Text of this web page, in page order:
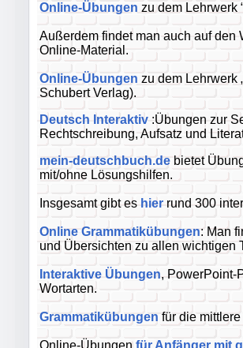
Online-Übungen zu dem Lehrwerk
Außerdem findet man auch auf den
Online-Material.
Online-Übungen zu dem Lehrwerk
Schubert Verlag).
Deutsch Interaktiv :Übungen zur
Rechtschreibung, Aufsatz und
mein-deutschbuch.de bietet
mit/ohne Lösungshilfen.
Insgesamt gibt es hier rund 300
Online Grammatikübungen: Man
und Übersichten zu allen wichtigen
Interaktive Übungen, PowerPoint-
Wortarten.
Grammatikübungen für die
Online-Übungen für Anfänger mit